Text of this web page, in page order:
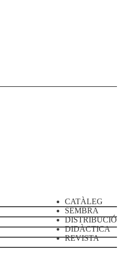
CATÀLEG
SEMBRA
DISTRIBUCIÓ
DIDÀCTICA
REVISTA